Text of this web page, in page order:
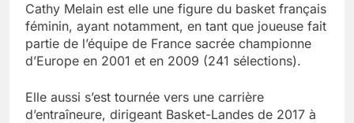
Cathy Melain est elle une figure du basket français
féminin, ayant notamment, en tant que joueuse fait
partie de l’équipe de France sacrée championne
d’Europe en 2001 et en 2009 (241 sélections).
Elle aussi s’est tournée vers une carrière
d’entraîneure, dirigeant Basket-Landes de 2017 à